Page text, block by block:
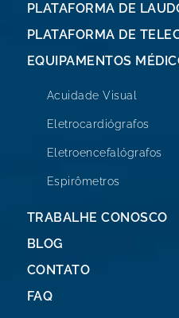
PLATAFORMA DE
PLATAFORMA DE
EQUIPAMENTOS
Acuidade Visual
Eletrocardiógrafos
Eletroencefalógrafos
Espirômetros
TRABALHE CONOSCO
BLOG
CONTATO
FAQ